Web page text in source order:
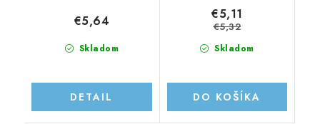
Skladom
€5,64
DETAIL
Skladom
€5,11
€5,32
DO KOŠÍKA